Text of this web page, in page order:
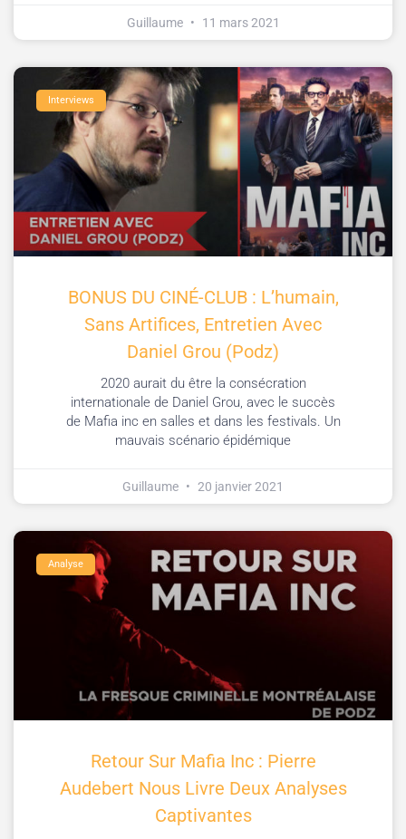
Guillaume 11 mars 2021
Interviews
BONUS DU CINÉ-CLUB : L’humain,
Sans Artifices, Entretien Avec
Daniel Grou (Podz)
2020 aurait du être la consécration
internationale de Daniel Grou, avec le succès
de Mafia inc en salles et dans les festivals. Un
mauvais scénario épidémique
Guillaume 20 janvier 2021
Analyse
Retour Sur Mafia Inc : Pierre
Audebert Nous Livre Deux Analyses
Captivantes